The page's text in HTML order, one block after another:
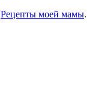
Рецепты моей мамы.